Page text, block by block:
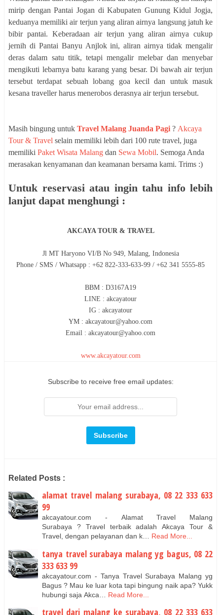
mirip dengan Pantai Jogan di Kabupaten Gunung Kidul Jogja,
keduanya memiliki air terjun yang aliran airnya langsung jatuh ke
bibir pantai. Keberadaan air terjun yang aliran airnya cukup
jernih di Pantai Banyu Anjlok ini, aliran airnya tidak mengalir
deras dalam satu titik, tetapi mengalir melebar dan menyebar
mengikuti lebarnya batu karang yang besar. Di bawah air terjun
tersebut terdapat sebuah lobang goa kecil dan untuk masuk
kesana traveller harus menerobos derasnya air terjun tersebut.
Masih bingung untuk Travel Malang Juanda Pagi ? Akcaya
Tour & Travel selain memiliki lebih dari 100 rute travel, juga
memiliki Paket Wisata Malang dan Sewa Mobil. Semoga Anda
merasakan kenyamanan dan keamanan bersama kami. Trims :)
Untuk reservasi atau ingin tahu info lebih
lanjut dapat menghungi :
AKCAYA TOUR & TRAVEL
Jl MT Haryono VI/B No 949, Malang, Indonesia
Phone / SMS / Whatsapp : +62 822-333-633-99 / +62 341 5555-85
BBM : D3167A19
LINE : akcayatour
IG : akcayatour
YM : akcayatour@yahoo.com
Email : akcayatour@yahoo.com
www.akcayatour.com
Subscribe to receive free email updates:
Related Posts :
alamat travel malang surabaya, 08 22 333 633
99
akcayatour.com - Alamat Travel Malang
Surabaya ? Travel terbaik adalah Akcaya Tour &
Travel, dengan pelayanan dan k… Read More...
tanya travel surabaya malang yg bagus, 08 22
333 633 99
akcayatour.com - Tanya Travel Surabaya Malang yg
Bagus ? Mau ke luar kota tapi bingung naik apa? Yukk
hubungi saja Akca…
Read More...
travel dari malang ke surabaya, 08 22 333 633